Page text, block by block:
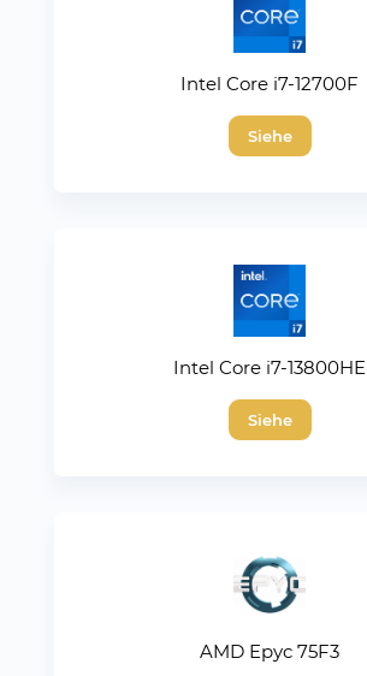
Intel Core i7-12700F
Siehe
Intel Core i7-13800HE
Siehe
AMD Epyc 75F3